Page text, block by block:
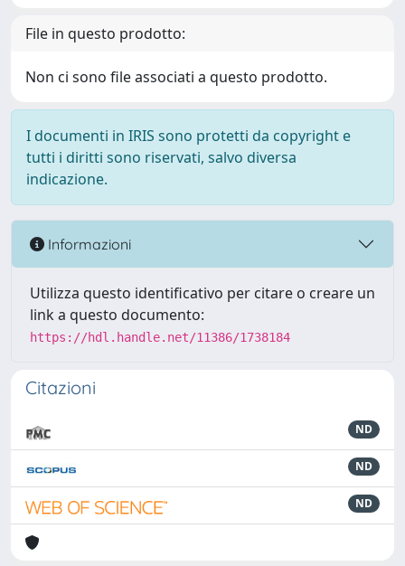
File in questo prodotto:
Non ci sono file associati a questo prodotto.
I documenti in IRIS sono protetti da copyright e
tutti i diritti sono riservati, salvo diversa
indicazione.
Informazioni
Utilizza questo identificativo per citare o creare un
link a questo documento:
https://hdl.handle.net/11386/1738184
Citazioni
ND
ND
ND